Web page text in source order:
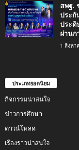
สพฐ.
ประ
ประดิ
ผ่านก
1 สิงหา
ประเภทยอดนิยม
กิจกรรมน่าสนใจ
ข่าวการศึกษา
ดาวน์โหลด
เรื่องราวน่าสนใจ